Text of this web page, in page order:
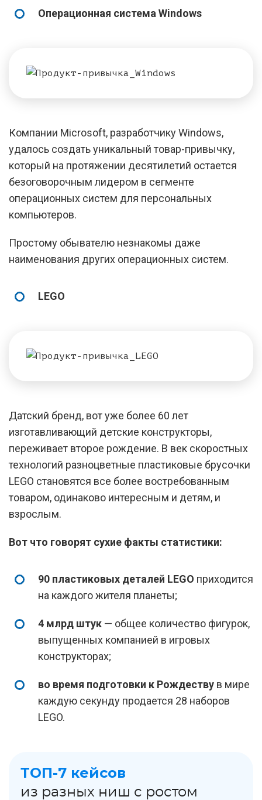
Операционная система Windows
Компании Microsoft, разработчику Windows,
удалось создать уникальный товар-привычку,
который на протяжении десятилетий остается
безоговорочным лидером в сегменте
операционных систем для персональных
компьютеров.
Простому обывателю незнакомы даже
наименования других операционных систем.
LEGO
Датский бренд, вот уже более 60 лет
изготавливающий детские конструкторы,
переживает второе рождение. В век скоростных
технологий разноцветные пластиковые брусочки
LEGO становятся все более востребованным
товаром, одинаково интересным и детям, и
взрослым.
Вот что говорят сухие факты статистики:
90 пластиковых деталей LEGO приходится
на каждого жителя планеты;
4 млрд штук — общее количество фигурок,
выпущенных компанией в игровых
конструкторах;
во время подготовки к Рождеству в мире
каждую секунду продается 28 наборов
LEGO.
ТОП-7 кейсов
из разных ниш с ростом